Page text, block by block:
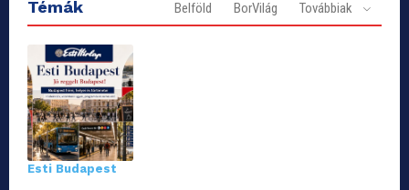
Témák Belföld BorVilág Továbbiak
Esti Budapest